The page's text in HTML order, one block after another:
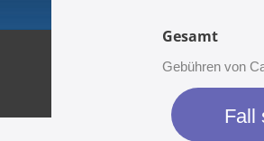
Gesamt
Gebühren von
Fall